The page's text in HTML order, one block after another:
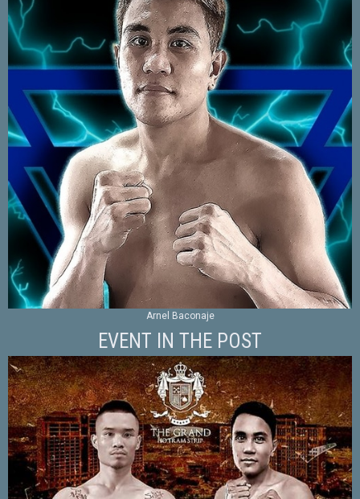
Arnel Baconaje
EVENT IN THE POST